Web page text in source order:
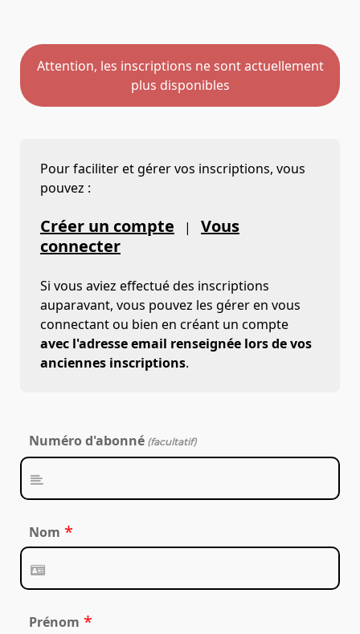
Attention, les inscriptions ne sont actuellement
plus disponibles
Pour faciliter et gérer vos inscriptions, vous
pouvez :
Créer un compte | Vous
connecter
Si vous aviez effectué des inscriptions
auparavant, vous pouvez les gérer en vous
connectant ou bien en créant un compte
avec l'adresse email renseignée lors de vos
anciennes inscriptions.
Numéro d'abonné (facultatif)
Nom *
Prénom *